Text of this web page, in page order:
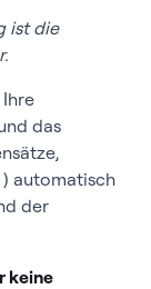
ist die
das
automatisch
der
keine